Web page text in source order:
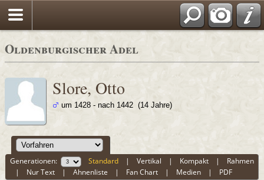
Oldenburgischer Adel
Slore, Otto
um 1428 - nach 1442 (14 Jahre)
Generationen: Standard |Vertikal | Kompakt | Rahmen
| Nur Text |Ahnenliste | Fan Chart | Medien | PDF